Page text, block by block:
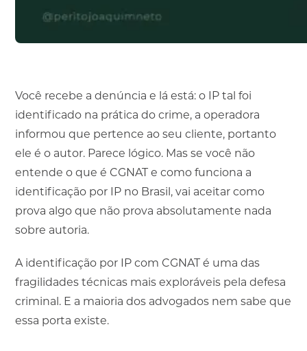
Você recebe a denúncia e lá está: o IP tal foi
identificado na prática do crime, a operadora
informou que pertence ao seu cliente, portanto
ele é o autor. Parece lógico. Mas se você não
entende o que é CGNAT e como funciona a
identificação por IP no Brasil, vai aceitar como
prova algo que não prova absolutamente nada
sobre autoria.
A identificação por IP com CGNAT é uma das
fragilidades técnicas mais exploráveis pela defesa
criminal. E a maioria dos advogados nem sabe que
essa porta existe.